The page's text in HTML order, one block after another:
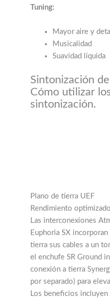
Tuning:
Mayor aire y
Musicalidad
Suavidad líquida
Sintonización
Cómo utilizar
sintonización.
Plano de tierra UEF
Rendimiento
Las interconexiones
Euphoria SX
tierra sus cables a un
el enchufe SR Ground
conexión a tierra
por separado) para
Los beneficios